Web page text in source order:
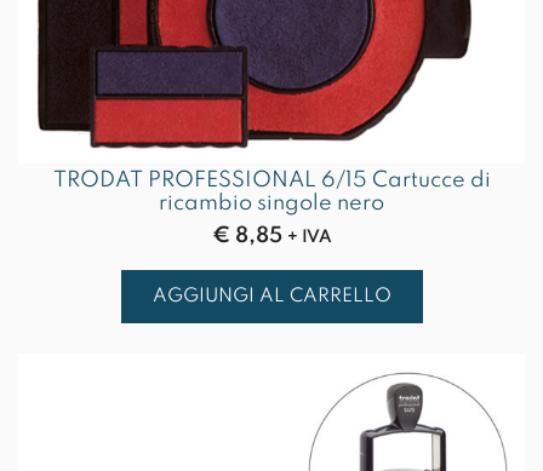
TRODAT PROFESSIONAL 6/15 Cartucce di
ricambio singole nero
€ 8,85 + IVA
AGGIUNGI AL CARRELLO